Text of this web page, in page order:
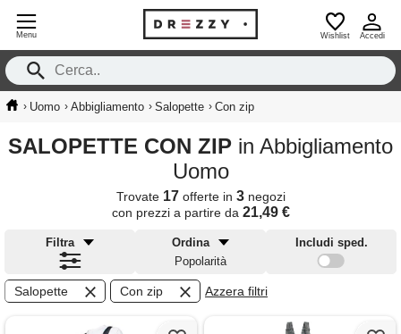
Menu Wishlist Accedi
› Uomo › Abbigliamento › Salopette › Con zip
SALOPETTE CON ZIP in Abbigliamento
Uomo
Trovate 17offerte in 3negozi
con prezzi a partire da 21,49 €
Filtra
Ordina
Popolarità
Includi sped.
Salopette Con zip Azzera filtri